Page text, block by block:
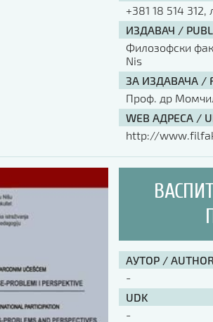
+381 18 514 312,
ИЗДАВАЧ /
Филозофски
Nis
ЗА ИЗДАВАЧА /
Проф. др
WEB АДРЕСА /
http://
АУТОР / AUTHOR
-
UDK
-